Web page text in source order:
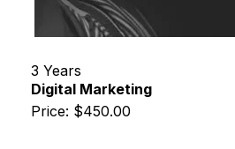
3 Years
Digital Marketing
Price: $450.00